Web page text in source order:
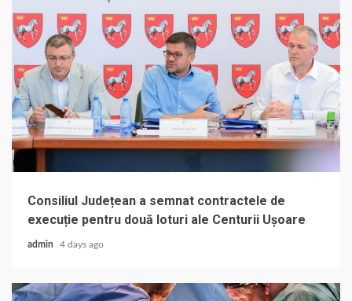
Consiliul Județean a semnat contractele de
execuție pentru două loturi ale Centurii Ușoare
admin 4 days ago